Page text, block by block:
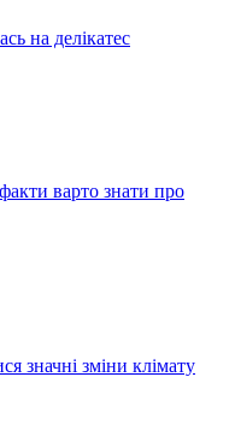
на делікатес
варто знати про
значні зміни клімату